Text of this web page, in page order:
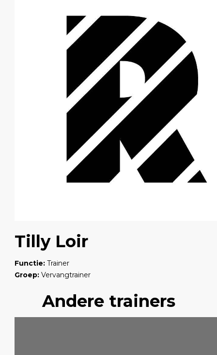
Tilly Loir
Functie: Trainer
Groep: Vervangtrainer
Andere trainers